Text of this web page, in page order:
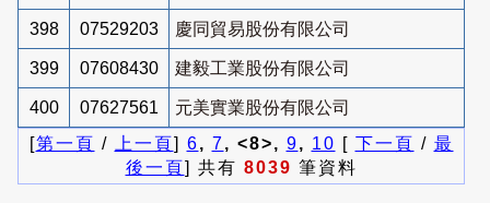
398 07529203 慶同貿易股份有限公司
399 07608430 建毅工業股份有限公司
400 07627561
元美實業股份有限公司
[第一頁 / 上一頁] 6, 7, <8>, 9, 10 [ 下一頁 / 最
後一頁] 共有 8039 筆資料